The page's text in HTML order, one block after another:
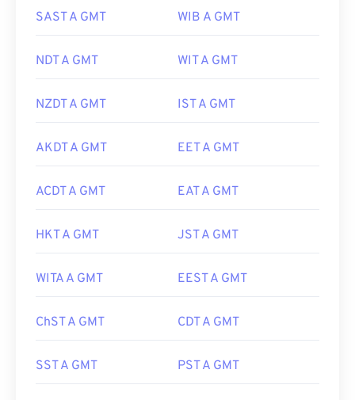
SAST A GMT WIB A GMT
NDT A GMT WIT A GMT
NZDT A GMT IST A GMT
AKDT A GMT EET A GMT
ACDT A GMT EAT A GMT
HKT A GMT JST A GMT
WITA A GMT EEST A GMT
ChST A GMT CDT A GMT
SST A GMT PST A GMT